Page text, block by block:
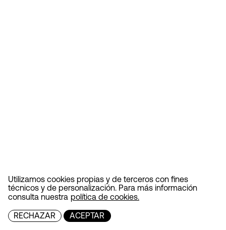
Utilizamos cookies propias y de terceros con fines
técnicos y de personalización. Para más información
consulta nuestra política de cookies.
RECHAZAR ACEPTAR